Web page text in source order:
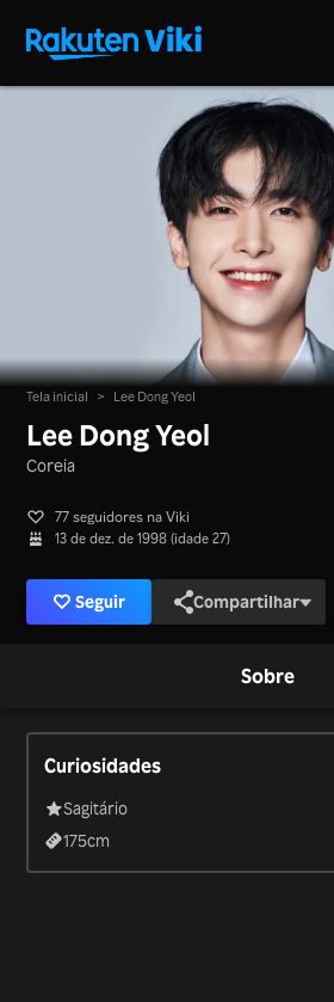
Tela inicial > Lee Dong Yeol
Lee Dong Yeol
Coreia
77 seguidores na Viki
13 de dez. de 1998 (idade 27)
Seguir Compartilhar
Sobre
Curiosidades
Sagitário
175cm